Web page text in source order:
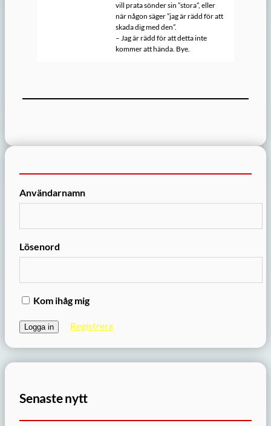
vill prata sönder sin ”stora”, eller
när någon säger ”jag är rädd för att
skada dig med den”.
– Jag är rädd för att detta inte
kommer att hända. Bye.
Användarnamn
Lösenord
Kom ihåg mig
Registrera
Senaste nytt